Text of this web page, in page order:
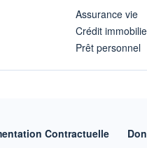
Assurance vie
Crédit
Prêt personnel
Contractuelle